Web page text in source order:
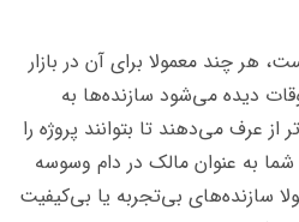
هر چند معمولا برای آن در بازار
دیده می‌شود سازنده‌ها به
از عرف می‌دهند تا بتوانند پروژه را
به عنوان مالک در دام وسوسه‌
سازنده‌های بی‌تجربه یا بی‌کیفیت